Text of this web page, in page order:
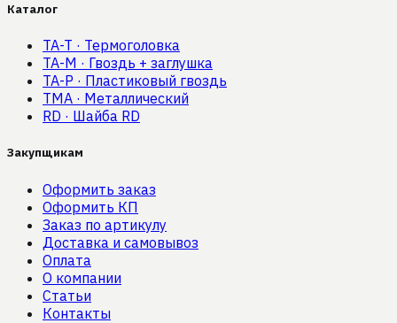
Каталог
TA-T · Термоголовка
TA-M · Гвоздь + заглушка
TA-P · Пластиковый гвоздь
TMA · Металлический
RD · Шайба RD
Закупщикам
Оформить заказ
Оформить КП
Заказ по артикулу
Доставка и самовывоз
Оплата
О компании
Статьи
Контакты